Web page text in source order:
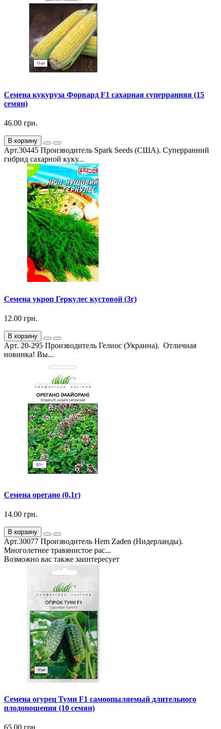
Семена кукуруза Форвард F1 сахарная суперранняя (15
семян)
46.00 грн.
В корзину
Арт.30445 Производитель Spark Seeds (США). Суперранний
гибрид сахарной куку...
Семена укроп Геркулес кустовой (3г)
12.00 грн.
В корзину
Арт. 20-295 Производитель Гелиос (Украина). Отличная
новинка! Вы...
Семена орегано (0,1г)
14.00 грн.
В корзину
Арт.30077 Производитель Hem Zaden (Нидерланды).
Многолетнее травянистое рас...
Возможно вас также заинтересует
Семена огурец Туми F1 самоопыляемый длительного
плодоношения (10 семян)